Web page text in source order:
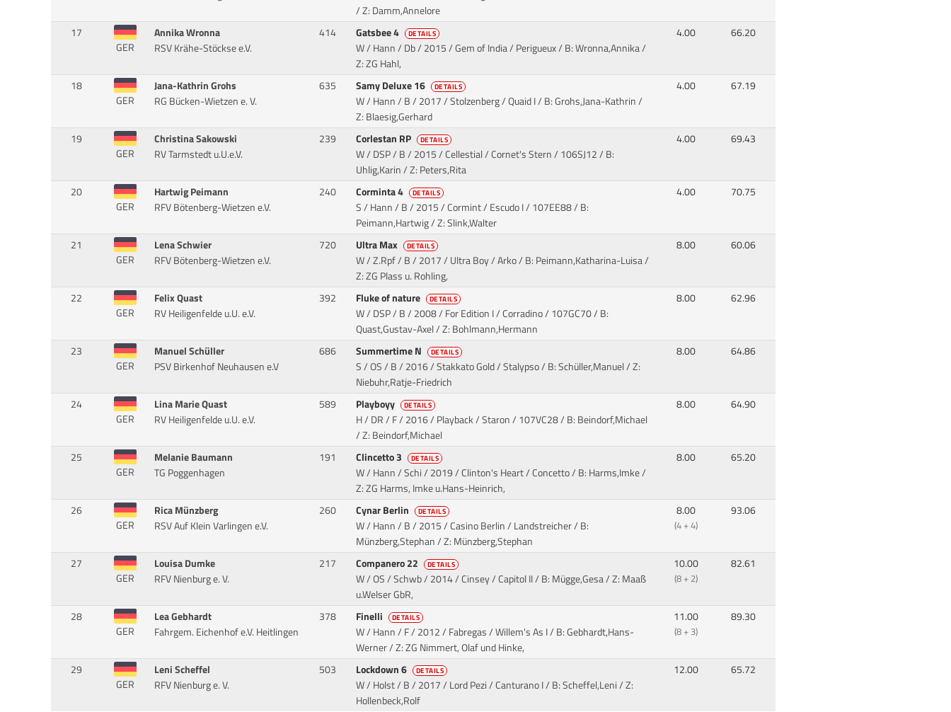
/ Z: Damm,Annelore
17
GER
Annika Wronna
RSV Krähe-Stöckse e.V.
414 Gatsbee 4 DETAILS
W / Hann / Db / 2015 / Gem of India / Perigueux/ B: Wronna,Annika /
Z: ZG Hahl,
4.00 66.20
18
GER
Jana-Kathrin Grohs
RG Bücken-Wietzen e. V.
635 Samy Deluxe 16 DETAILS
W / Hann / B / 2017 / Stolzenberg / Quaid I/ B: Grohs,Jana-Kathrin /
Z: Blaesig,Gerhard
4.00 67.19
19
GER
Christina Sakowski
RV Tarmstedt u.U.e.V.
239 Corlestan RP DETAILS
W / DSP / B / 2015 / Cellestial / Cornet's Stern/ 106SJ12 / B:
Uhlig,Karin / Z: Peters,Rita
4.00 69.43
20
GER
Hartwig Peimann
RFV Bötenberg-Wietzen e.V.
240 Corminta 4 DETAILS
S / Hann / B / 2015 / Cormint / Escudo I/ 107EE88 / B:
Peimann,Hartwig / Z: Slink,Walter
4.00 70.75
21
GER
Lena Schwier
RFV Bötenberg-Wietzen e.V.
720 Ultra Max DETAILS
W / Z.Rpf / B / 2017 / Ultra Boy / Arko/ B: Peimann,Katharina-Luisa /
Z: ZG Plass u. Rohling,
8.00 60.06
22
GER
Felix Quast
RV Heiligenfelde u.U. e.V.
392 Fluke of nature DETAILS
W / DSP / B / 2008 / For Edition I / Corradino/ 107GC70 / B:
Quast,Gustav-Axel / Z: Bohlmann,Hermann
8.00 62.96
23
GER
Manuel Schüller
PSV Birkenhof Neuhausen e.V
686 Summertime N DETAILS
S / OS / B / 2016 / Stakkato Gold / Stalypso/ B: Schüller,Manuel / Z:
Niebuhr,Ratje-Friedrich
8.00 64.86
24
GER
Lina Marie Quast
RV Heiligenfelde u.U. e.V.
589 Playboyy DETAILS
H / DR / F / 2016 / Playback / Staron/ 107VC28 / B: Beindorf,Michael
/ Z: Beindorf,Michael
8.00 64.90
25
GER
Melanie Baumann
TG Poggenhagen
191 Clincetto 3 DETAILS
W / Hann / Schi / 2019 / Clinton's Heart / Concetto/ B: Harms,Imke /
Z: ZG Harms, Imke u.Hans-Heinrich,
8.00 65.20
26
GER
Rica Münzberg
RSV Auf Klein Varlingen e.V.
260 Cynar Berlin DETAILS
W / Hann / B / 2015 / Casino Berlin / Landstreicher/ B:
Münzberg,Stephan / Z: Münzberg,Stephan
8.00
(4 + 4)
93.06
27
GER
Louisa Dumke
RFV Nienburg e. V.
217 Companero 22 DETAILS
W / OS / Schwb / 2014 / Cinsey / Capitol II/ B: Mügge,Gesa / Z: Maaß
u.Welser GbR,
10.00
(8 + 2)
82.61
28
GER
Lea Gebhardt
Fahrgem. Eichenhof e.V. Heitlingen
378 Finelli DETAILS
W / Hann / F / 2012 / Fabregas / Willem's As I/ B: Gebhardt,Hans-
Werner / Z: ZG Nimmert, Olaf und Hinke,
11.00
(8 + 3)
89.30
29
GER
Leni Scheffel
RFV Nienburg e. V.
503 Lockdown 6 DETAILS
W / Holst / B / 2017 / Lord Pezi / Canturano I/ B: Scheffel,Leni / Z:
Hollenbeck,Rolf
12.00 65.72